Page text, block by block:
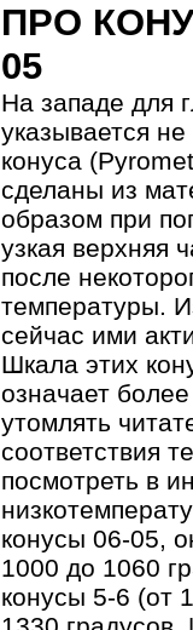
ПРО
05
На западе для
указывается
конуса
сделаны из
образом при
узкая верхняя
после
температуры.
сейчас ими
Шкала этих
означает
утомлять
соответствия
посмотреть в
конусы 06-05,
1000 до 1060
конусы 5-6 (от